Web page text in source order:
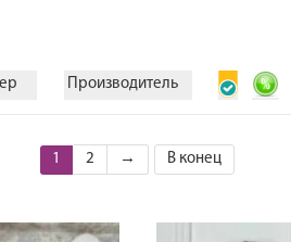
Производитель
1 2 → В конец